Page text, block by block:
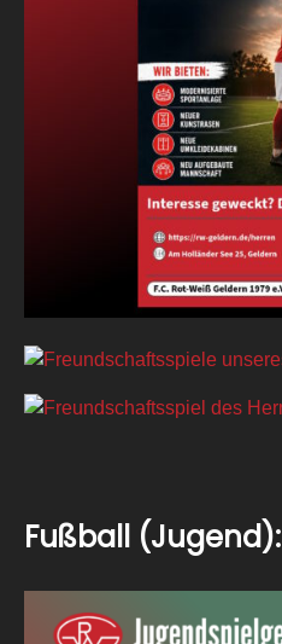
Fußball (Jugend):